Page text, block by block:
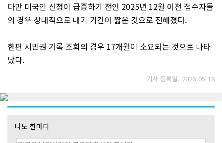
다만 미국인 신청이 급증하기 전인 2025년 12월 이전 접수자들
의 경우 상대적으로 대기 기간이 짧은 것으로 전해졌다.
한편 시민권 기록 조회의 경우 17개월이 소요되는 것으로 나타
났다.
기사 등록일: 2026-05-18
나도 한마디